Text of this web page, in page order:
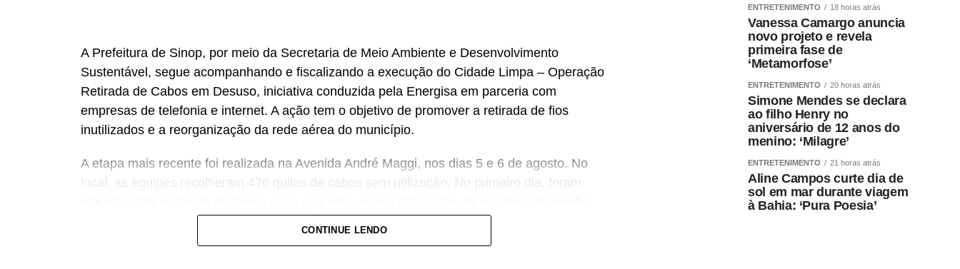
A Prefeitura de Sinop, por meio da Secretaria de Meio Ambiente e Desenvolvimento
Sustentável, segue acompanhando e fiscalizando a execução do Cidade Limpa – Operação
Retirada de Cabos em Desuso, iniciativa conduzida pela Energisa em parceria com
empresas de telefonia e internet. A ação tem o objetivo de promover a retirada de fios
inutilizados e a reorganização da rede aérea do município.
A etapa mais recente foi realizada na Avenida André Maggi, nos dias 5 e 6 de agosto. No
local, as equipes recolheram 476 quilos de cabos sem utilização. No primeiro dia, foram
esse trabalho na região no próximo mês.
CONTINUE LENDO
ENTRETENIMENTO 18 horas atrás
Vanessa Camargo anuncia
novo projeto e revela
primeira fase de
‘Metamorfose’
ENTRETENIMENTO 20 horas atrás
Simone Mendes se declara
ao filho Henry no
aniversário de 12 anos do
menino: ‘Milagre’
ENTRETENIMENTO 21 horas atrás
Aline Campos curte dia de
sol em mar durante viagem
à Bahia: ‘Pura Poesia’